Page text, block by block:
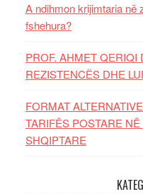
A ndihmon krijimtaria në
fshehura?
PROF. AHMET QERIQI
REZISTENCЁS DHE
FORMAT
TARIFËS POSTARE
SHQIPTARE